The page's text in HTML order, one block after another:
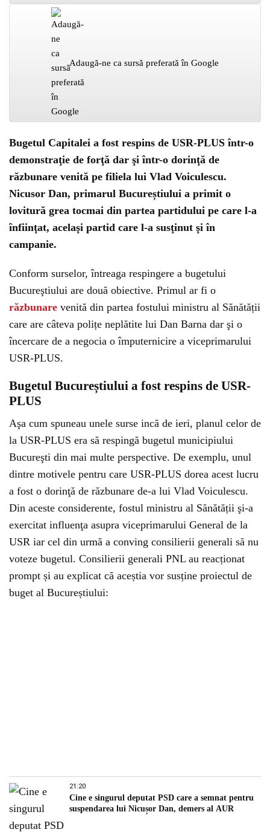
Adaugă-ne ca sursă preferată în Google
Bugetul Capitalei a fost respins de USR-PLUS într-o
demonstraţie de forţă dar şi într-o dorinţă de
răzbunare venită pe filiela lui Vlad Voiculescu.
Nicusor Dan, primarul Bucureștiului a primit o
lovitură grea tocmai din partea partidului pe care l-a
înfiinţat, acelaşi partid care l-a susţinut şi în
campanie.
Conform surselor, întreaga respingere a bugetului
Bucureştiului are două obiective. Primul ar fi o
răzbunare venită din partea fostului ministru al Sănătății
care are câteva polițe neplătite lui Dan Barna dar şi o
încercare de a negocia o împuternicire a viceprimarului
USR-PLUS.
Bugetul Bucureștiului a fost respins de USR-
PLUS
Aşa cum spuneau unele surse incă de ieri, planul celor de
la USR-PLUS era să respingă bugetul municipiului
Bucureşti din mai multe perspective. De exemplu, unul
dintre motivele pentru care USR-PLUS dorea acest lucru
a fost o dorinţă de răzbunare de-a lui Vlad Voiculescu.
Din aceste considerente, fostul ministru al Sănătății şi-a
exercitat influenţa asupra viceprimarului General de la
USR iar cel din urmă a conving consilierii generali să nu
voteze bugetul. Consilierii generali PNL au reacționat
prompt și au explicat că aceștia vor susține proiectul de
buget al Bucureștiului:
21:20
Cine e singurul deputat PSD care a semnat pentru
suspendarea lui Nicușor Dan, demers al AUR